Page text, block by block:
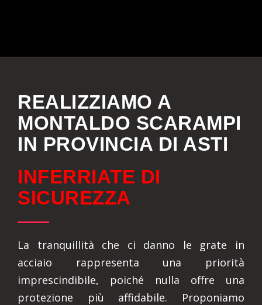
REALIZZIAMO A
MONTALDO SCARAMPI
IN PROVINCIA DI ASTI
INFERRIATE DI
SICUREZZA
La tranquillità che ci danno le grate in
acciaio rappresenta una priorità
imprescindibile, poiché nulla offre una
protezione più affidabile. Proponiamo